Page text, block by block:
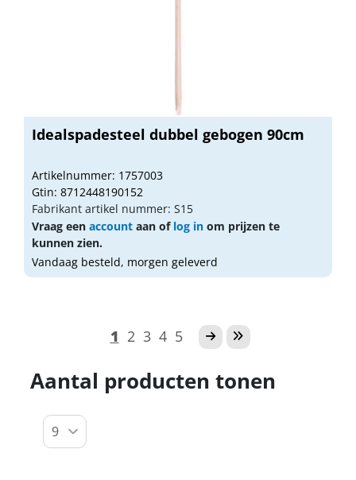
Idealspadesteel dubbel gebogen 90cm
Artikelnummer: 1757003
Gtin: 8712448190152
Fabrikant artikel nummer: S15
Vraag een account aan of log in om prijzen te
kunnen zien.
Vandaag besteld, morgen geleverd
1 2 3 4 5
Aantal producten tonen